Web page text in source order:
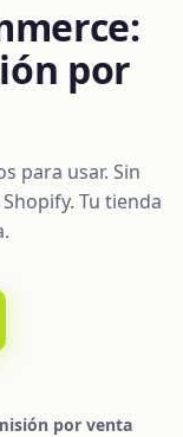
por
para usar. Sin
Tu tienda
por venta